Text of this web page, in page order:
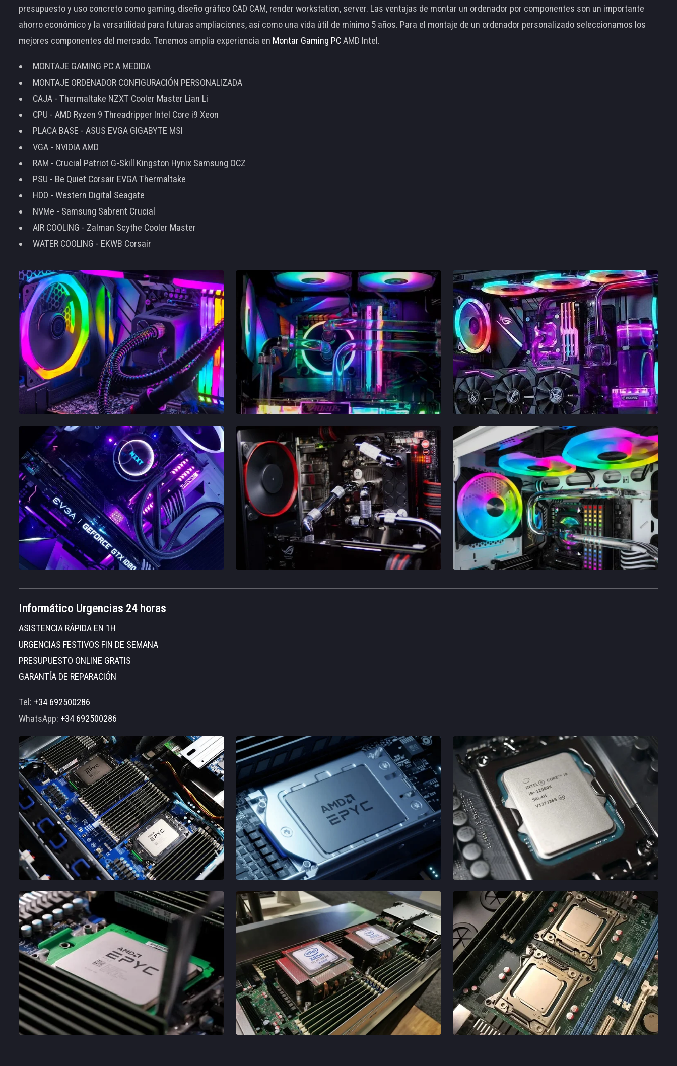
presupuesto y uso concreto como gaming, diseño gráfico CAD CAM, render workstation, server. Las ventajas de montar un ordenador por componentes son un importante
ahorro económico y la versatilidad para futuras ampliaciones, así como una vida útil de mínimo 5 años. Para el montaje de un ordenador personalizado seleccionamos los
mejores componentes del mercado. Tenemos amplia experiencia en Montar Gaming PCAMD Intel.
MONTAJE GAMING PC A MEDIDA
MONTAJE ORDENADOR CONFIGURACIÓN PERSONALIZADA
CAJA - Thermaltake NZXT Cooler Master Lian Li
CPU - AMD Ryzen 9 Threadripper Intel Core i9 Xeon
PLACA BASE - ASUS EVGA GIGABYTE MSI
VGA - NVIDIA AMD
RAM - Crucial Patriot G-Skill Kingston Hynix Samsung OCZ
PSU - Be Quiet Corsair EVGA Thermaltake
HDD - Western Digital Seagate
NVMe - Samsung Sabrent Crucial
AIR COOLING - Zalman Scythe Cooler Master
WATER COOLING - EKWB Corsair
Informático Urgencias 24 horas
ASISTENCIA RÁPIDA EN 1H
URGENCIAS FESTIVOS FIN DE SEMANA
PRESUPUESTO ONLINE GRATIS
GARANTÍA DE REPARACIÓN
Tel: +34 692500286
WhatsApp: +34 692500286